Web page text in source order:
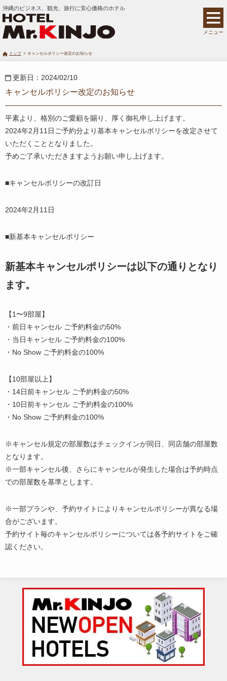
沖縄のビジネス、観光、旅行に安心価格のホテル
メニュー
トップ キャンセルポリシー改定のお知らせ
更新日：2024/02/10
キャンセルポリシー改定のお知らせ
平素より、格別のご愛顧を賜り、厚く御礼申し上げます。
2024年2月11日ご予約分より基本キャンセルポリシーを改定させて
いただくこととなりました。
予めご了承いただきますようお願い申し上げます。
■キャンセルポリシーの改訂日
2024年2月11日
■新基本キャンセルポリシー
新基本キャンセルポリシーは以下の通りとなり
ます。
【1〜9部屋】
・前日キャンセル ご予約料金の50%
・当日キャンセル ご予約料金の100%
・No Show ご予約料金の100%
【10部屋以上】
・14日前キャンセル ご予約料金の50%
・10日前キャンセル ご予約料金の100%
・No Show ご予約料金の100%
※キャンセル規定の部屋数はチェックインが同日、同店舗の部屋数
となります。
※一部キャンセル後、さらにキャンセルが発生した場合は予約時点
での部屋数を基準とします。
※一部プランや、予約サイトによりキャンセルポリシーが異なる場
合がございます。
予約サイト毎のキャンセルポリシーについては各予約サイトをご確
認ください。